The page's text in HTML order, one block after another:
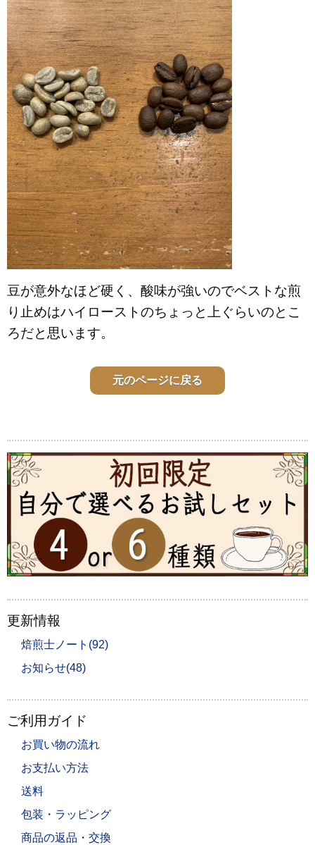
豆が意外なほど硬く、酸味が強いのでベストな煎
り止めはハイローストのちょっと上ぐらいのとこ
ろだと思います。
元のページに戻る
更新情報
焙煎士ノート(92)
お知らせ(48)
ご利用ガイド
お買い物の流れ
お支払い方法
送料
包装・ラッピング
商品の返品・交換